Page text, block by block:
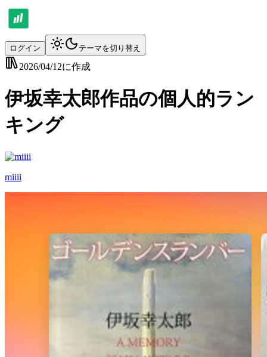
ログイン テーマを切り替え
2026/04/12に作成
伊坂幸太郎作品の個人的ラン
キング
miiii